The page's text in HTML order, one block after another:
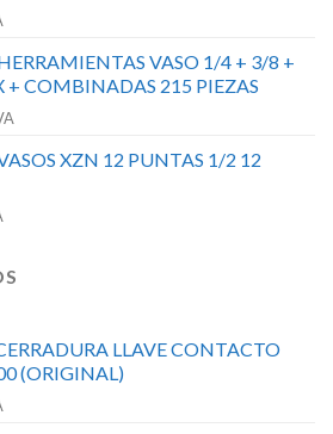
VASO 1/4 + 3/8 +
+ COMBINADAS 215 PIEZAS
XZN 12 PUNTAS 1/2 12
LLAVE CONTACTO
(ORIGINAL)